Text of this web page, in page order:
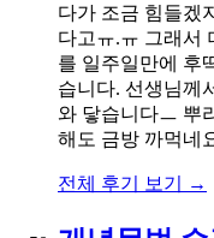
다가 조금 힘들겠
다고ㅠ.ㅠ 그래서
를 일주일만에 후
습니다. 선생님께
와 닿습니다ㅡ 뿌
해도 금방 까먹네
전체 후기 보기 →